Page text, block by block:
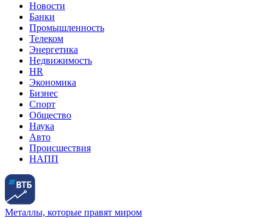
Новости
Банки
Промышленность
Телеком
Энергетика
Недвижимость
HR
Экономика
Бизнес
Спорт
Общество
Наука
Авто
Происшествия
НАПП
Металлы, которые правят миром